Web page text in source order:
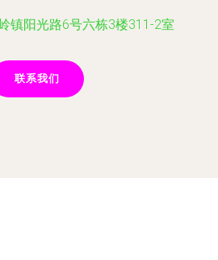
镇阳光路6号六栋3楼311-2室
联系我们